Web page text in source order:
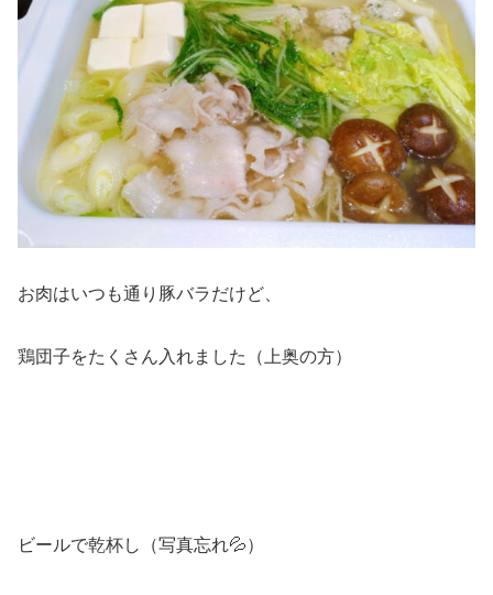
お肉はいつも通り豚バラだけど、
鶏団子をたくさん入れました（上奥の方）
ビールで乾杯し（写真忘れ💦）